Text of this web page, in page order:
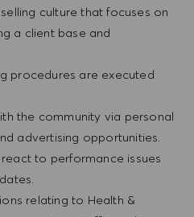
culture that focuses on
a client base and
procedures are executed
the community via personal
advertising opportunities.
to performance issues
relating to Health &